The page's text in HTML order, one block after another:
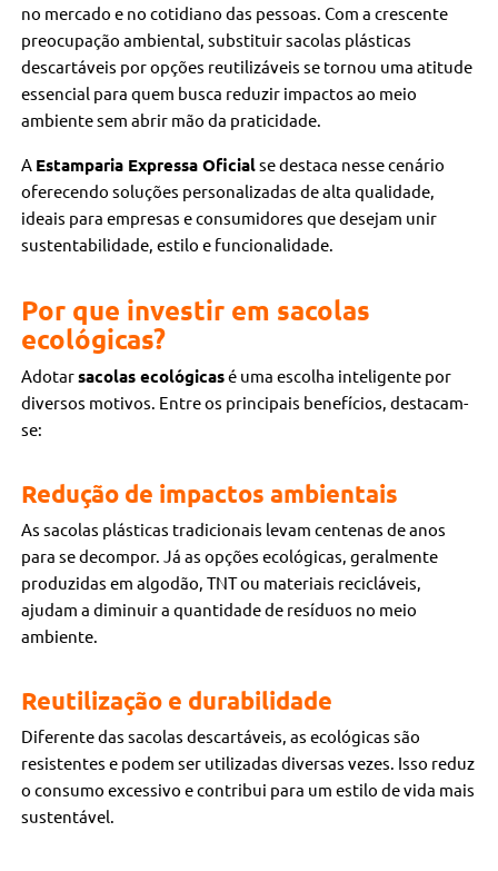
no mercado e no cotidiano das pessoas. Com a crescente
preocupação ambiental, substituir sacolas plásticas
descartáveis por opções reutilizáveis se tornou uma atitude
essencial para quem busca reduzir impactos ao meio
ambiente sem abrir mão da praticidade.
A Estamparia Expressa Oficialse destaca nesse cenário
oferecendo soluções personalizadas de alta qualidade,
ideais para empresas e consumidores que desejam unir
sustentabilidade, estilo e funcionalidade.
Por que investir em sacolas
ecológicas?
Adotarsacolas ecológicasé uma escolha inteligente por
diversos motivos. Entre os principais benefícios, destacam-
se:
Redução de impactos ambientais
As sacolas plásticas tradicionais levam centenas de anos
para se decompor. Já as opções ecológicas, geralmente
produzidas em algodão, TNT ou materiais recicláveis,
ajudam a diminuir a quantidade de resíduos no meio
ambiente.
Reutilização e durabilidade
Diferente das sacolas descartáveis, as ecológicas são
resistentes e podem ser utilizadas diversas vezes. Isso reduz
o consumo excessivo e contribui para um estilo de vida mais
sustentável.